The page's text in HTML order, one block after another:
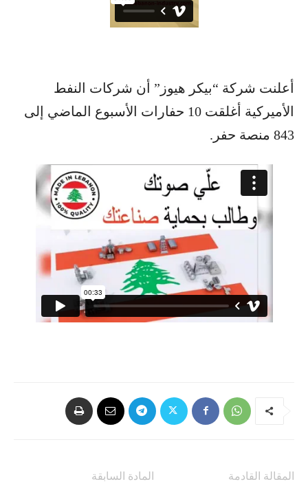
أعلنت شركة “بيكر هيوز” أن شركات النفط
الأميركية أغلقت 10 حفارات الأسبوع الماضي إلى
843 منصة حفر.
المادة السابقة
المقالة القادمة